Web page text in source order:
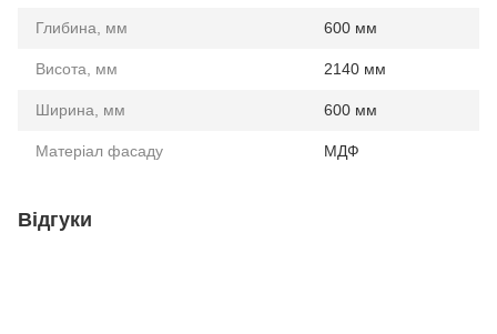
Глибина, мм 600 мм
Висота, мм 2140 мм
Ширина, мм 600 мм
Матеріал фасаду МДФ
Відгуки